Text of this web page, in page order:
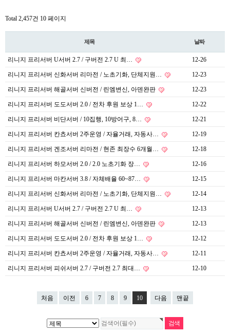
Total 2,457건 10 페이지
제목 날짜
리니지 프리서버 U서버 2.7 / 구버전 2.7 U 최… 12-26
리니지 프리서버 신화서버 리마전 / 노초기화, 단체지원… 12-23
리니지 프리서버 해골서버 신버전 / 린엠변신, 아덴완판 12-23
리니지 프리서버 도도서버 2.0 / 전차 후원 보상 1… 12-22
리니지 프리서버 비단서버 / 10집행, 10방어구, 8… 12-21
리니지 프리서버 칸쵸서버 2주운영 / 자율거래, 자동사… 12-19
리니지 프리서버 겐조서버 리마전 / 현존 최장수 6개월… 12-18
리니지 프리서버 하모서버 2.0 / 2.0 노초기화 장… 12-16
리니지 프리서버 마칸서버 3.8 / 자체배율 60~87… 12-15
리니지 프리서버 신화서버 리마전 / 노초기화, 단체지원… 12-14
리니지 프리서버 U서버 2.7 / 구버전 2.7 U 최… 12-13
리니지 프리서버 해골서버 신버전 / 린엠변신, 아덴완판 12-13
리니지 프리서버 도도서버 2.0 / 전차 후원 보상 1… 12-12
리니지 프리서버 칸쵸서버 2주운영 / 자율거래, 자동사… 12-11
리니지 프리서버 피쉬서버 2.7 / 구버전 2.7 최대… 12-10
처음 이전 6 7 8 9 10 다음 맨끝